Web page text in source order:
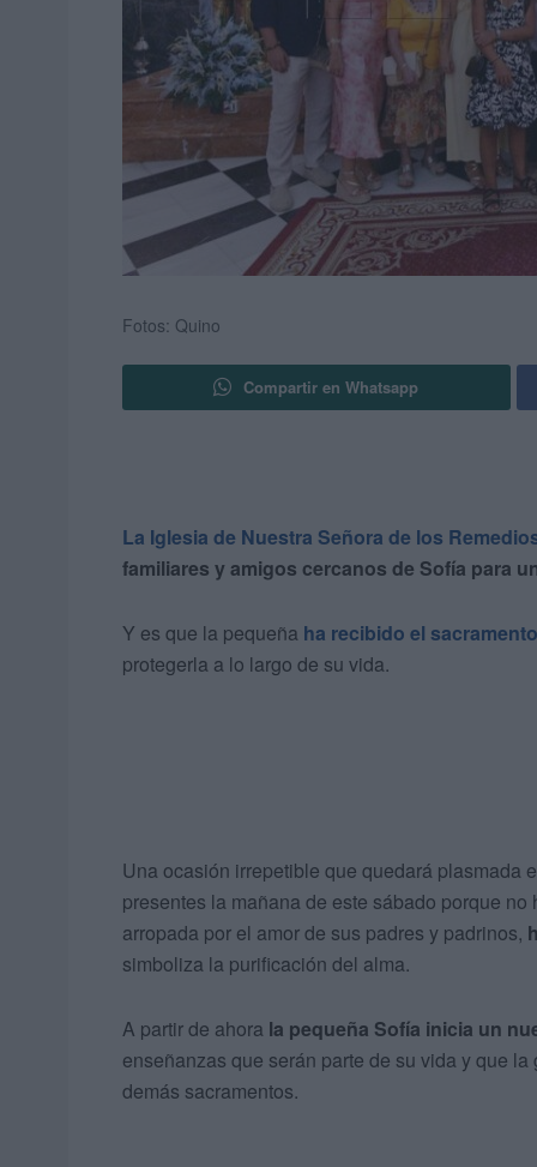
Fotos: Quino
Compartir en Whatsapp
La Iglesia de Nuestra Señora de los
familiares y amigos cercanos de Sofía para
Y es que la pequeña ha recibido el
protegerla a lo largo de su vida.
Una ocasión irrepetible que quedará plasmada
presentes la mañana de este sábado porque
arropada por el amor de sus padres y padrinos,
simboliza la purificación del alma.
A partir de ahora la pequeña Sofía inicia un
enseñanzas que serán parte de su vida y que
demás sacramentos.